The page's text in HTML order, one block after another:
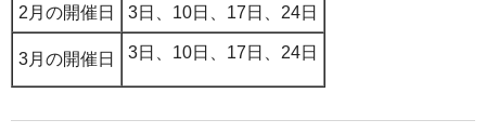
2月の開催日 3日、10日、17日、24日
3月の開催日 3日、10日、17日、24日